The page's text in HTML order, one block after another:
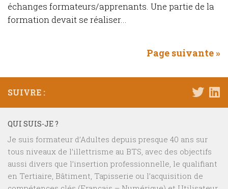
échanges formateurs/apprenants. Une partie de la
formation devait se réaliser...
Page suivante »
SUIVRE :
QUI SUIS-JE ?
Je suis formateur d’Adultes depuis presque 40 ans sur
tous niveaux de l’illettrisme au BTS, avec des objectifs
aussi divers que l’insertion professionnelle, le qualifiant
en Tertiaire, Bâtiment, Tapisserie ou l’acquisition de